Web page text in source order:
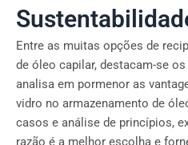
Entre as muitas opções de
de óleo capilar, destacam-se
analisa em pormenor as
vidro no armazenamento de
casos e análise de princípios,
razão é a melhor escolha e